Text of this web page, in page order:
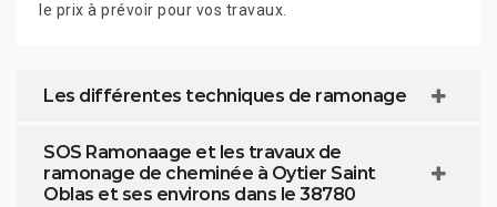
le prix à prévoir pour vos travaux.
Les différentes techniques de ramonage
SOS Ramonaage et les travaux de
ramonage de cheminée à Oytier Saint
Oblas et ses environs dans le 38780